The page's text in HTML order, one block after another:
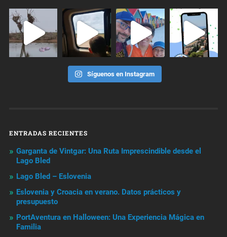
Síguenos en Instagram
ENTRADAS RECIENTES
Garganta de Vintgar: Una Ruta Imprescindible desde el
Lago Bled
Lago Bled – Eslovenia
Eslovenia y Croacia en verano. Datos prácticos y
presupuesto
PortAventura en Halloween: Una Experiencia Mágica en
Familia